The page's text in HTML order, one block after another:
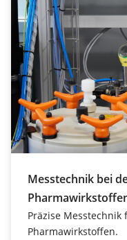
Messtechnik bei
Sensoren
Präzise
Pharmawirkstoffen.